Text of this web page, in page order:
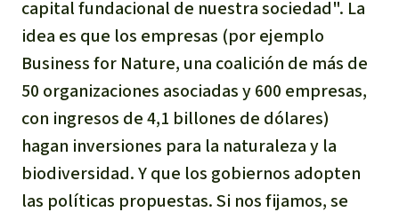
capital fundacional de nuestra sociedad". La
idea es que los empresas (por ejemplo
Business for Nature, una coalición de más de
50 organizaciones asociadas y 600 empresas,
con ingresos de 4,1 billones de dólares)
hagan inversiones para la naturaleza y la
biodiversidad. Y que los gobiernos adopten
las políticas propuestas. Si nos fijamos, se